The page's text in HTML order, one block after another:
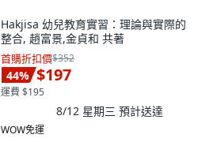
Hakjisa 幼兒教育實習：理論與實際的
整合, 趙富景,金貞和 共著
首購折扣價$352
44% $197
運費 $195
8/12 星期三 預計送達
WOW免運